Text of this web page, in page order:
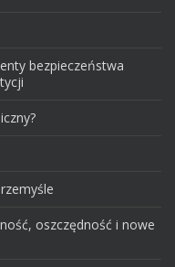
bezpieczeństwa
oszczędność i nowe